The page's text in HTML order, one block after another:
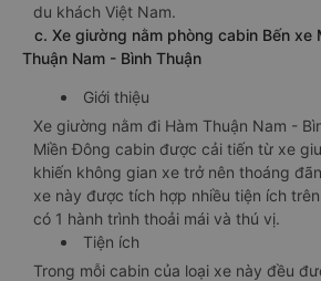
du khách Việt Nam.
c. Xe giường nằm phòng cabin Bến xe
Thuận Nam - Bình Thuận
Giới thiệu
Xe giường nằm đi Hàm Thuận Nam -
Miền Đông cabin được cải tiến từ xe
khiến không gian xe trở nên thoáng
xe này được tích hợp nhiều tiện ích
có 1 hành trình thoải mái và thú vị.
Tiện ích
Trong mỗi cabin của loại xe này đều